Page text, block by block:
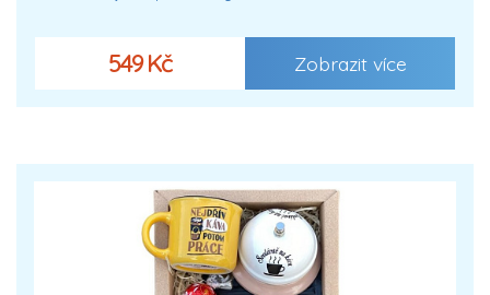
549 Kč Zobrazit více